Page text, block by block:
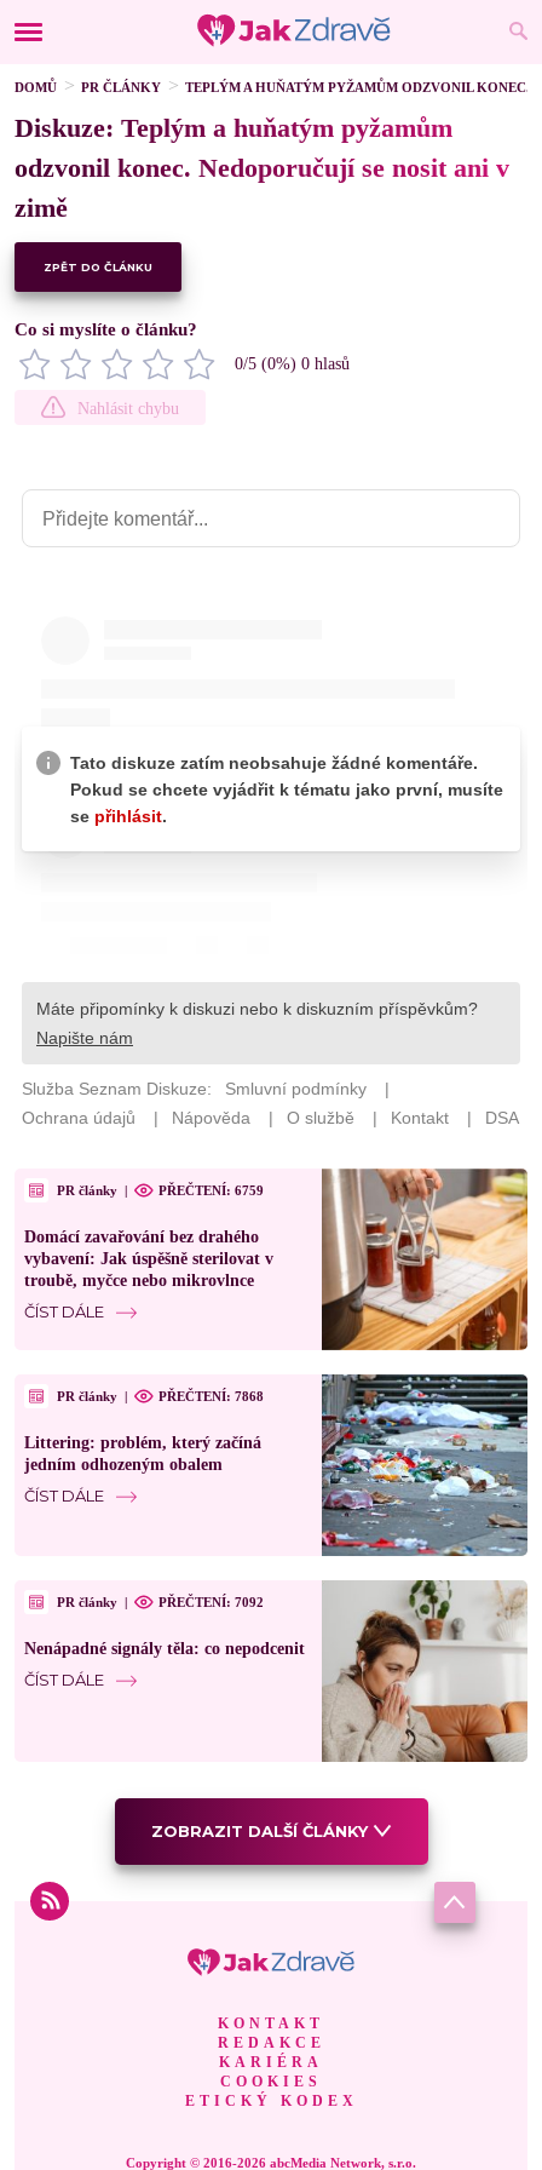
DOMŮ PR ČLÁNKY TEPLÝM A HUŇATÝM PYŽAMŮM ODZVONIL KONEC.
Diskuze: Teplým a huňatým pyžamům
odzvonil konec. Nedoporučují se nosit ani v
zimě
ZPĚT DO ČLÁNKU
Co si myslíte o článku?
0/5 (0%) 0 hlasů
Nahlásit chybu
PR články | PŘEČTENÍ: 6759
Domácí zavařování bez drahého
vybavení: Jak úspěšně sterilovat v
troubě, myčce nebo mikrovlnce
ČÍST DÁLE
PR články | PŘEČTENÍ: 7868
Littering: problém, který začíná
jedním odhozeným obalem
ČÍST DÁLE
PR články | PŘEČTENÍ: 7092
Nenápadné signály těla: co nepodcenit
ČÍST DÁLE
ZOBRAZIT DALŠÍ ČLÁNKY
KONTAKT
REDAKCE
KARIÉRA
COOKIES
ETICKÝ KODEX
Copyright © 2016-2026 abcMedia Network, s.r.o.